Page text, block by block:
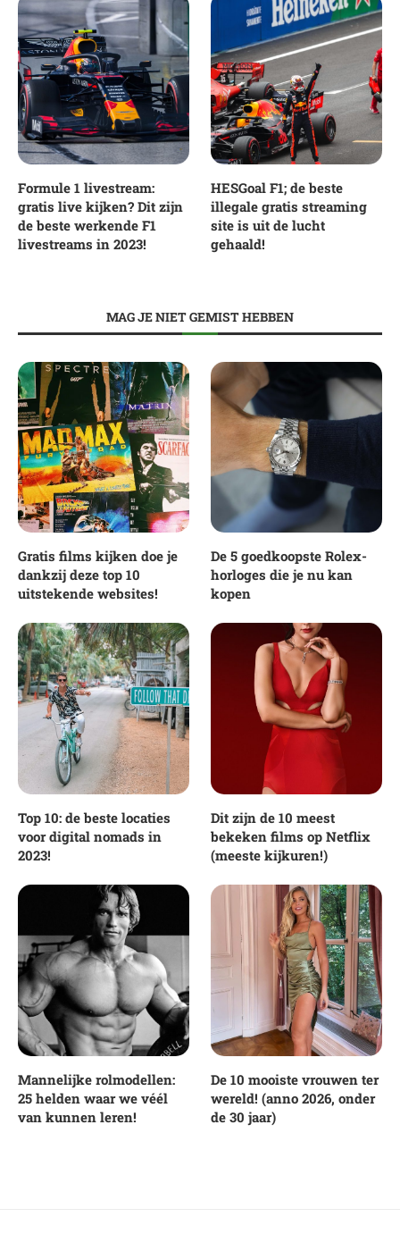
Formule 1 livestream:
gratis live kijken? Dit zijn
de beste werkende F1
livestreams in 2023!
HESGoal F1; de beste
illegale gratis streaming
site is uit de lucht
gehaald!
MAG JE NIET GEMIST HEBBEN
Gratis films kijken doe je
dankzij deze top 10
uitstekende websites!
De 5 goedkoopste Rolex-
horloges die je nu kan
kopen
Top 10: de beste locaties
voor digital nomads in
2023!
Dit zijn de 10 meest
bekeken films op Netflix
(meeste kijkuren!)
Mannelijke rolmodellen:
25 helden waar we véél
van kunnen leren!
De 10 mooiste vrouwen ter
wereld! (anno 2026, onder
de 30 jaar)